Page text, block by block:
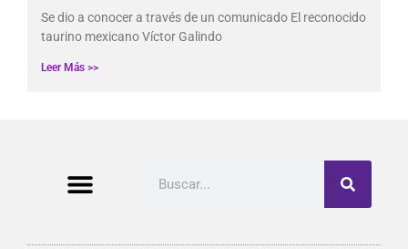
Se dio a conocer a través de un comunicado El reconocido
taurino mexicano Víctor Galindo
Leer Más >>